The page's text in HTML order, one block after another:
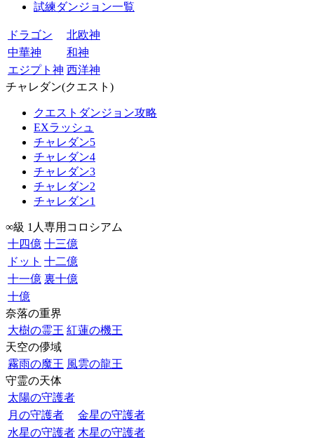
試練ダンジョン一覧
ドラゴン
北欧神
中華神
和神
エジプト神 西洋神
チャレダン(クエスト)
クエストダンジョン攻略
EXラッシュ
チャレダン5
チャレダン4
チャレダン3
チャレダン2
チャレダン1
∞級 1人専用コロシアム
十四億 十三億
ドット 十二億
十一億 裏十億
十億
奈落の重界
大樹の霊王 紅蓮の機王
天空の儚域
霧雨の魔王 風雲の龍王
守霊の天体
太陽の守護者
月の守護者
金星の守護者
水星の守護者 木星の守護者